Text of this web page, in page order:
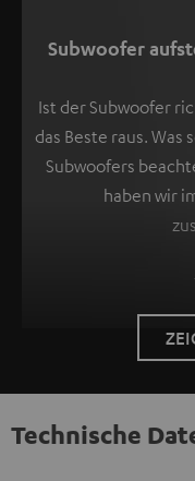
Subwoofer
Ist der Subwoofer
das Beste raus.
Subwoofers
haben wir
Technische